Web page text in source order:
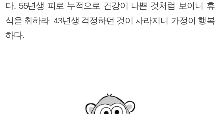
다. 55년생 피로 누적으로 건강이 나쁜 것처럼 보이니 휴
식을 취하라. 43년생 걱정하던 것이 사라지니 가정이 행복
하다.